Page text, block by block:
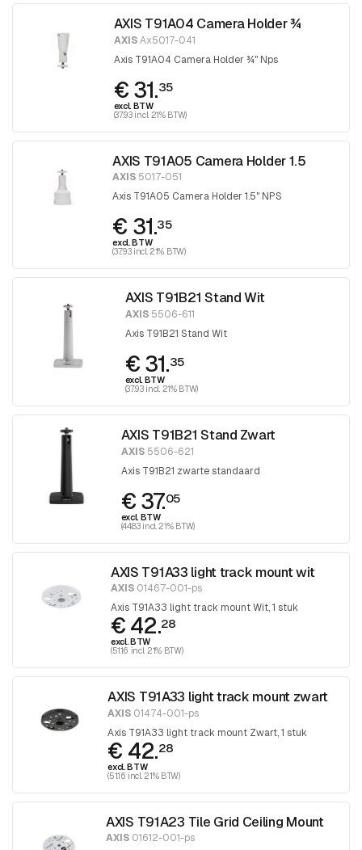
AXIS T91A04 Camera Holder ¾
AXISAx5017-041
Axis T91A04 Camera Holder ¾" Nps
€ 31.35
excl. BTW
(37.93 incl. 21% BTW)
AXIS T91A05 Camera Holder 1.5
AXIS 5017-051
Axis T91A05 Camera Holder 1.5" NPS
€ 31.35
excl. BTW
(37.93 incl. 21% BTW)
AXIS T91B21 Stand Wit
AXIS5506-611
Axis T91B21 Stand Wit
€ 31.35
excl. BTW
(37.93 incl. 21% BTW)
AXIS T91B21 Stand Zwart
AXIS5506-621
Axis T91B21 zwarte standaard
€ 37.05
excl. BTW
(44.83 incl. 21% BTW)
AXIS T91A33 light track mount wit
AXIS01467-001-ps
Axis T91A33 light track mount Wit, 1 stuk
€ 42.28
excl. BTW
(51.16 incl. 21% BTW)
AXIS T91A33 light track mount zwart
AXIS 01474-001-ps
Axis T91A33 light track mount Zwart, 1 stuk
€ 42.28
excl. BTW
(51.16 incl. 21% BTW)
AXIS T91A23 Tile Grid Ceiling Mount
AXIS 01612-001-ps